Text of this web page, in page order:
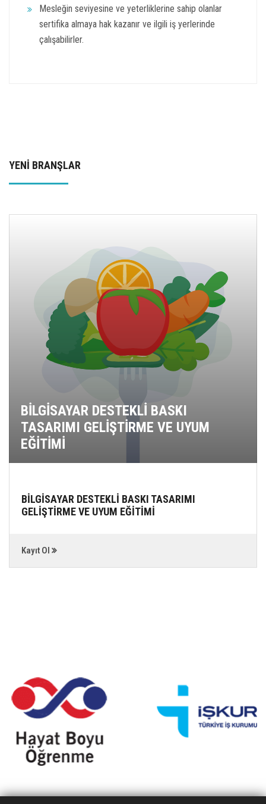
Mesleğin seviyesine ve yeterliklerine sahip olanlar
sertifika almaya hak kazanır ve ilgili iş yerlerinde
çalışabilirler.
YENİ BRANŞLAR
BİLGİSAYAR DESTEKLİ BASKI
TASARIMI GELİŞTİRME VE UYUM
EĞİTİMİ
BİLGİSAYAR DESTEKLİ BASKI TASARIMI
GELİŞTİRME VE UYUM EĞİTİMİ
Kayıt Ol